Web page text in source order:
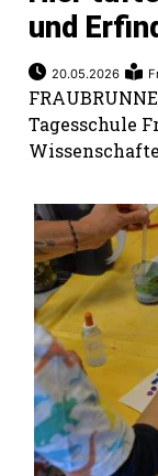
und
20.05.2026
Tagesschule